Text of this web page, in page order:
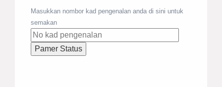
Masukkan nombor kad pengenalan anda di sini untuk
semakan